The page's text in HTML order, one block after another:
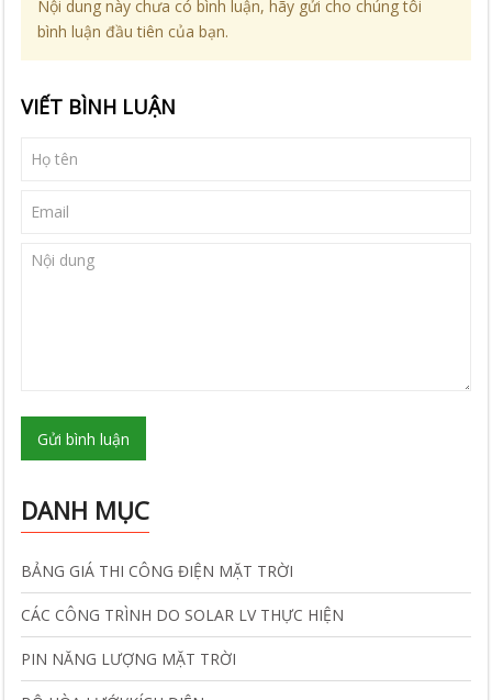
Nội dung này chưa có bình luận, hãy gửi cho chúng tôi
bình luận đầu tiên của bạn.
VIẾT BÌNH LUẬN
Gửi bình luận
DANH MỤC
BẢNG GIÁ THI CÔNG ĐIỆN MẶT TRỜI
CÁC CÔNG TRÌNH DO SOLAR LV THỰC HIỆN
PIN NĂNG LƯỢNG MẶT TRỜI